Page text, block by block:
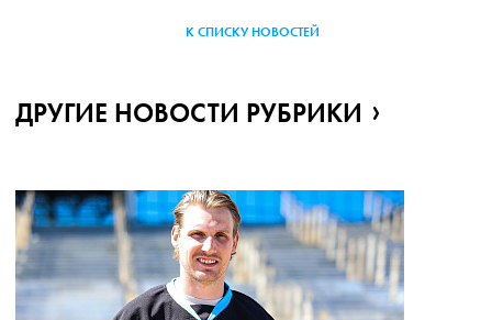
К СПИСКУ НОВОСТЕЙ
ДРУГИЕ НОВОСТИ РУБРИКИ